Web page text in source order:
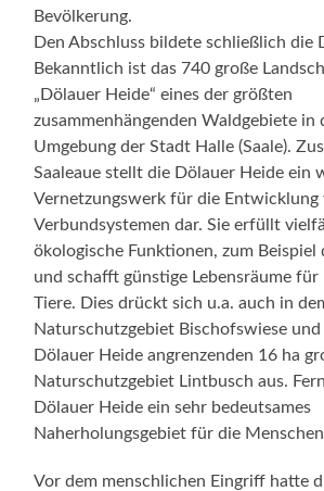
Bevölkerung.
Den Abschluss bildete schließlich die
Bekanntlich ist das 740 große
„Dölauer Heide“ eines der größten
zusammenhängenden Waldgebiete in
Umgebung der Stadt Halle (Saale).
Saaleaue stellt die Dölauer Heide ein
Vernetzungswerk für die Entwicklung
Verbundsystemen dar. Sie erfüllt
ökologische Funktionen, zum Beispiel
und schafft günstige Lebensräume für
Tiere. Dies drückt sich u.a. auch in
Naturschutzgebiet Bischofswiese und
Dölauer Heide angrenzenden 16 ha
Naturschutzgebiet Lintbusch aus.
Dölauer Heide ein sehr bedeutsames
Naherholungsgebiet für die
Vor dem menschlichen Eingriff hatte